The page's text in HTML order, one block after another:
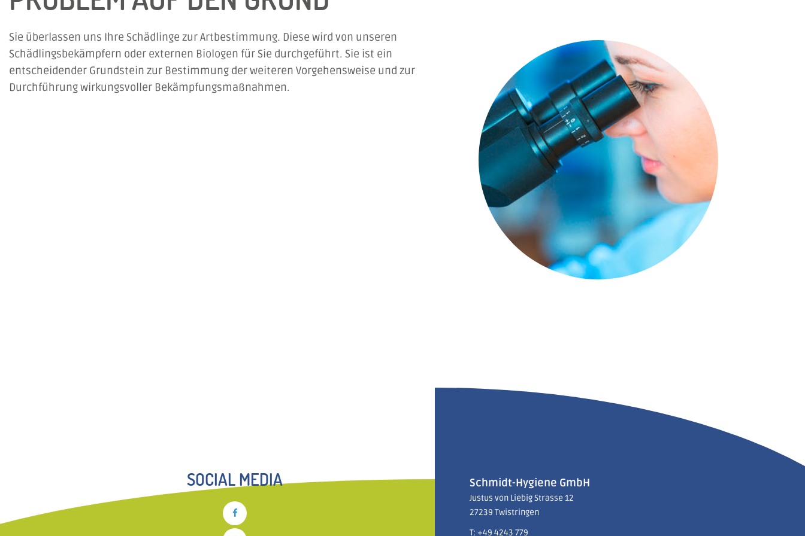
Sie überlassen uns Ihre Schädlinge zur Artbestimmung. Diese wird von unseren
Schädlingsbekämpfern oder externen Biologen für Sie durchgeführt. Sie ist ein
entscheidender Grundstein zur Bestimmung der weiteren Vorgehensweise und zur
Durchführung wirkungsvoller Bekämpfungsmaßnahmen.
SOCIAL MEDIA Schmidt-Hygiene GmbH
Justus von Liebig Strasse 12
27239 Twistringen
T: +49 4243 779